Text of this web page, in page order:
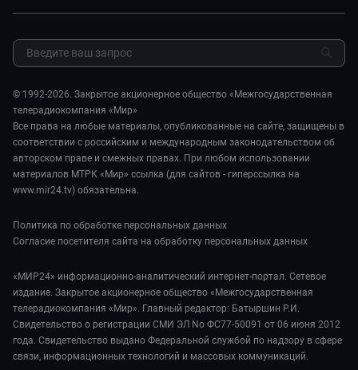
Шоу-бизнес
Стиль жизни
Сад и огород
Мировое соглашение
Предварительный диагноз
Пять причин поехать в...
Закупки и тендеры
Обратная связь
© 1992-2026. Закрытое акционерное общество «Межгосударственная
телерадиокомпания «Мир»
Все права на любые материалы, опубликованные на сайте, защищены в
соответствии с российским и международным законодательством об
авторском праве и смежных правах. При любом использовании
материалов МТРК «Мир» ссылка (для сайтов - гиперссылка на
www.mir24.tv) обязательна.
Политика по обработке персональных данных
Согласие посетителя сайта на обработку персональных данных
«МИР24» информационно-аналитический интернет-портал. Сетевое
издание. Закрытое акционерное общество «Межгосударственная
телерадиокомпания «Мир». Главный редактор: Батыршин Р.И.
Свидетельство о регистрации СМИ ЭЛ No ФС77-50091 от 06 июня 2012
года. Свидетельство выдано Федеральной службой по надзору в сфере
связи, информационных технологий и массовых коммуникаций.